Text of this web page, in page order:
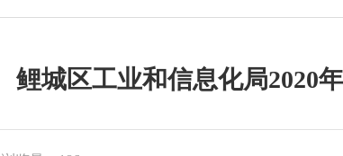
鲤城区工业和信息化局2020